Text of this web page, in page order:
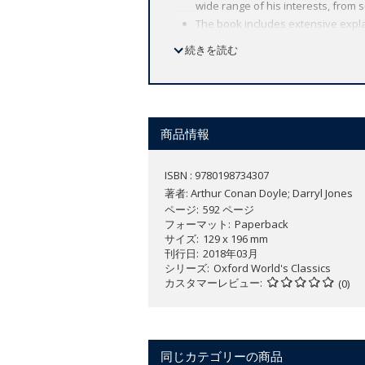
wide range of his interests, from
The book includes extensive
writings are recognised as the very
This collection brings together over
very public life - as a medical doctor
the ways in which these found
続きを読む
商品情報
ISBN : 9780198734307
著者: Arthur Conan Doyle; Darryl Jones
ページ 592 ページ
フォーマット
Paperback
サイズ 129 x 196 mm
刊行日 2018年03月
シリーズ Oxford World's Classics
カスタマーレビュー
(0)
同じカテゴリーの商品